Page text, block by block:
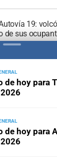
19:
de sus
de hoy para
de hoy para